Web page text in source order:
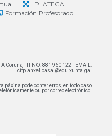
PLATEGA
Formación Profesorado
Coruña - TFNO: 881 960 122 - EMAIL:
cifp.anxel.casal@edu.xunta.gal
páxina pode conter erros, en todo caso
ou por correo electrónico.